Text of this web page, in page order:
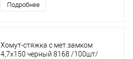
Подробнее
Хомут-стяжка с мет.замком
4,7х150 черный 8168 /100шт/